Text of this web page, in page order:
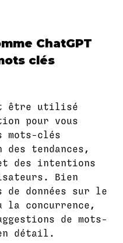
ChatGPT
clés
être utilisé
pour vous
clés
tendances,
des intentions
Bien
de données sur le
la concurrence,
de mots-
détail.